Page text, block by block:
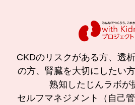
CKDのリスクがある方、透
の方、腎臓を大切にしたい
熟知したじんラボが
セルフマネジメント（自己